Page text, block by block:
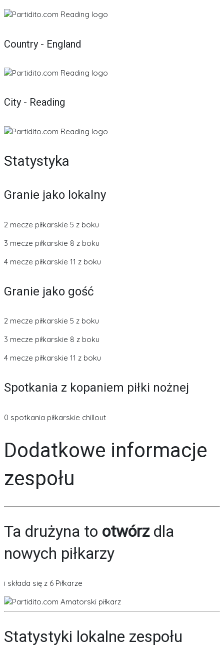
Country - England
City - Reading
Statystyka
Granie jako lokalny
2 mecze piłkarskie 5 z boku
3 mecze piłkarskie 8 z boku
4 mecze piłkarskie 11 z boku
Granie jako gość
2 mecze piłkarskie 5 z boku
3 mecze piłkarskie 8 z boku
4 mecze piłkarskie 11 z boku
Spotkania z kopaniem piłki nożnej
0 spotkania piłkarskie chillout
Dodatkowe informacje
zespołu
Ta drużyna to otwórzdla
nowych piłkarzy
i składa się z 6 Piłkarze
Statystyki lokalne zespołu